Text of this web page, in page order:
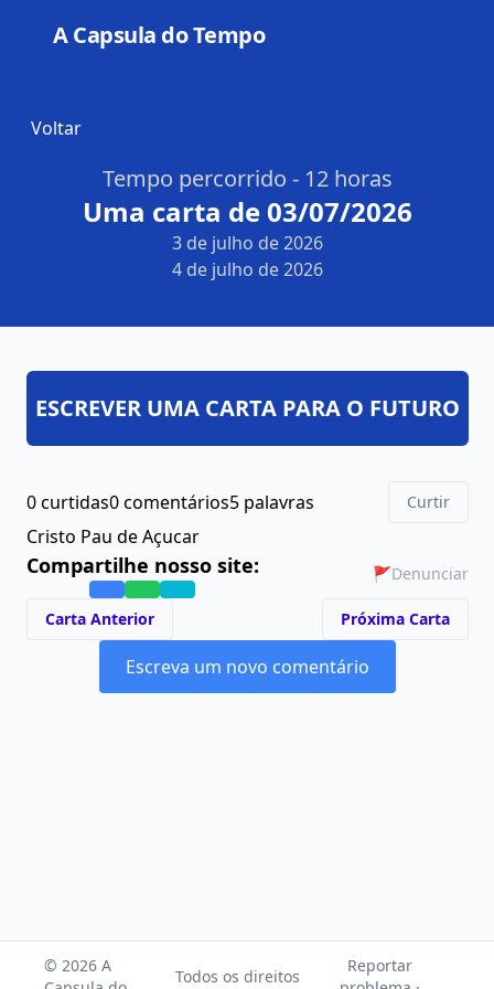
A Capsula do Tempo
Voltar
Tempo percorrido - 12 horas
Uma carta de 03/07/2026
3 de julho de 2026
4 de julho de 2026
0 curtidas0 comentários5 palavras Curtir
Cristo Pau de Açucar
Compartilhe nosso site: 🚩Denunciar
Carta Anterior Próxima Carta
Escreva um novo comentário
ESCREVER UMA CARTA PARA O FUTURO
© 2026 A
Todos os direitos
Reportar